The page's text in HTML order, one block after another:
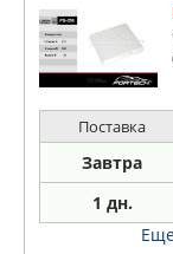
Поставка
Завтра
1 дн.